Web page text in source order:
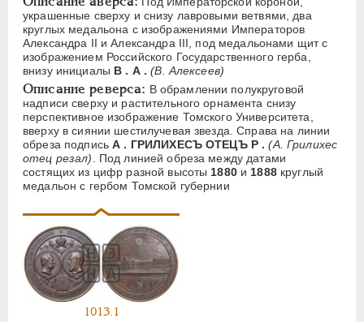
украшенные сверху и снизу лавровыми ветвями, два
круглых медальона с изображениями Императоров
Александра II и Александра III, под медальонами щит с
изображением Российского Государственного герба,
внизу инициалы В . А . (В. Алексеев)
Описание реверса: В обрамлении полукруговой
надписи сверху и растительного орнамента снизу
перспективное изображение Томского Университета,
вверху в сиянии шестилучевая звезда. Справа на линии
обреза подписьА . ГРИЛИХЕСЪ ОТЕЦЪ Р . (А. Грилихес
отец резал) . Под линией обреза между датами
состящих из цифр разной высоты 1880и 1888круглый
медальон с гербом Томской губернии
1013.1
R S T V W X Z
Русская надпись
А З
Л
М Н О П Р С Т
У
Ф
Х Э
Цифры
НИКОЛАЙ II 1894-1917
СЕРИИ МЕДАЛЕЙ 1600-1881